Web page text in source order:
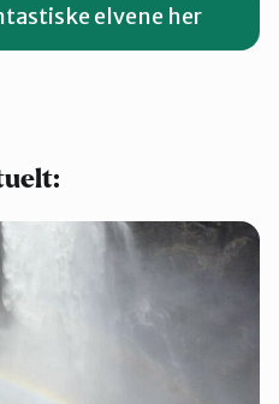
elvene her